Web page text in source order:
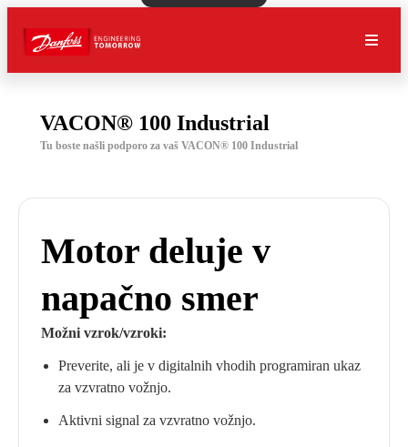
VACON® 100 Industrial
Tu boste našli podporo za vaš VACON® 100 Industrial
Motor deluje v
napačno smer
Možni vzrok/vzroki:
Preverite, ali je v digitalnih vhodih programiran ukaz
za vzvratno vožnjo.
Aktivni signal za vzvratno vožnjo.